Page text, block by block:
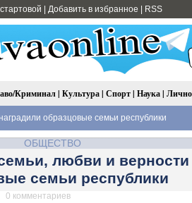
Добавить в избранное RSS
Криминал| Культура| Спорт| Наука|
образцовые семьи республики
ОБЩЕСТВО
любви и верности
семьи республики
комментариев